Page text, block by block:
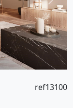
ref13100